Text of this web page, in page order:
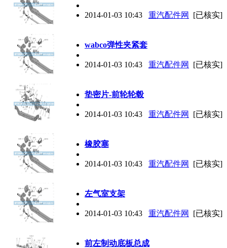
2014-01-03 10:43 重汽配件网 [已核实]
wabco弹性夹紧套
2014-01-03 10:43 重汽配件网 [已核实]
垫密片-前轮轮毂
2014-01-03 10:43 重汽配件网 [已核实]
橡胶塞
2014-01-03 10:43 重汽配件网 [已核实]
左气室支架
2014-01-03 10:43 重汽配件网 [已核实]
前左制动底板总成